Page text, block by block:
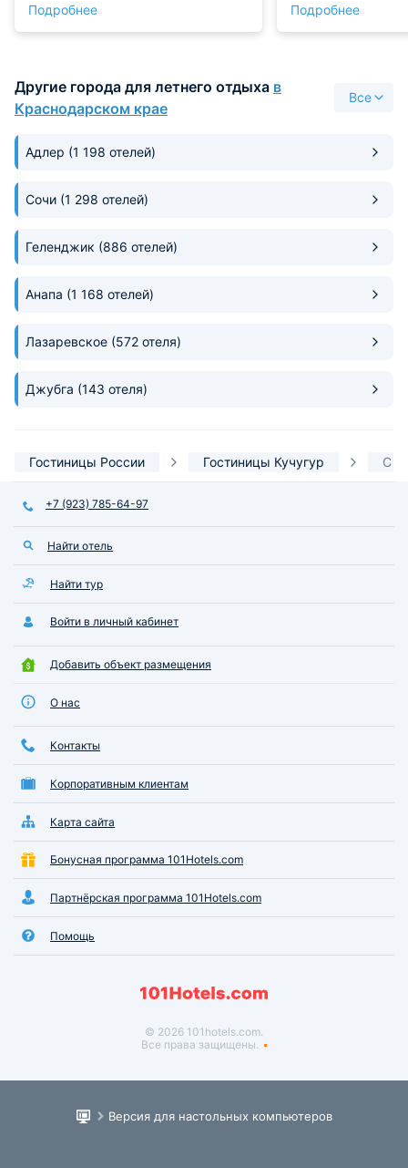
небольшая, но ухоженная. До
магазинов дойти можно. В номере
Подробнее
бронировали
трехместную
телевизор,
шикарный отдых
Подробнее
Другие города для летнего отдыха в
Краснодарском крае
Все
Адлер (1 198 отелей)
Сочи (1 298 отелей)
Геленджик (886 отелей)
Анапа (1 168 отелей)
Лазаревское (572 отеля)
Джубга (143 отеля)
Гостиницы России Гостиницы Кучугур С
+7 (923) 785-64-97
Найти отель
Найти тур
Войти в личный кабинет
Добавить объект размещения
О нас
Контакты
Корпоративным клиентам
Карта сайта
Бонусная программа 101Hotels.com
Партнёрская программа 101Hotels.com
Помощь
© 2026 101hotels.com.
Все права защищены.
Версия для настольных компьютеров